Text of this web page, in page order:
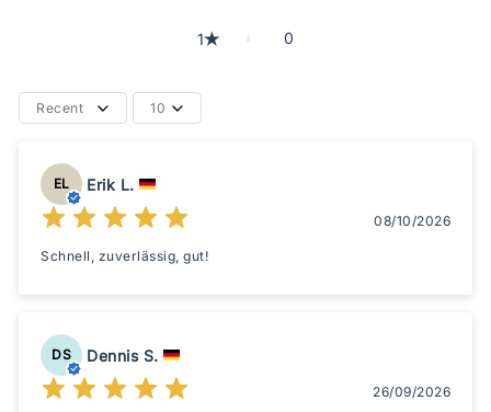
1 0
Recent 10
EL Erik L.
08/10/2026
Schnell, zuverlässig, gut!
DS Dennis S.
26/09/2026